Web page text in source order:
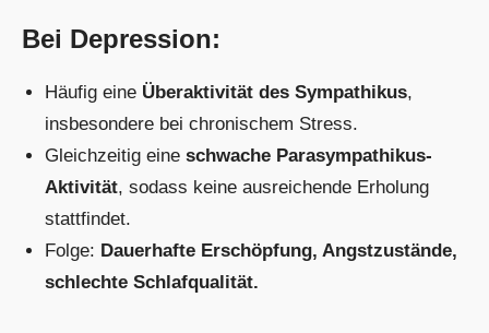
Bei Depression:
Häufig eine Überaktivität des Sympathikus,
insbesondere bei chronischem Stress.
Gleichzeitig eineschwache Parasympathikus-
Aktivität, sodass keine ausreichende Erholung
stattfindet.
Folge: Dauerhafte Erschöpfung, Angstzustände,
schlechte Schlafqualität.